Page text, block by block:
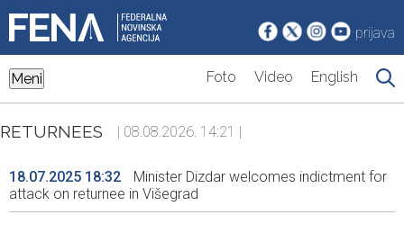
prijava
Meni Foto Video English
RETURNEES | 08.08.2026. 14:21 |
18.07.2025 18:32
Minister Dizdar welcomes indictment for
attack on returnee in Višegrad